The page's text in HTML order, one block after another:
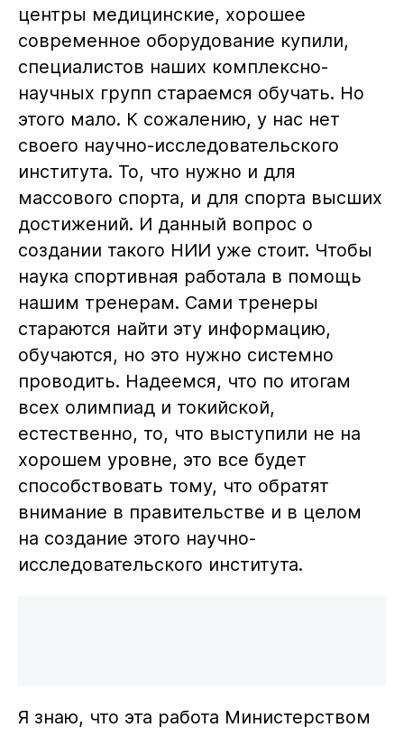
центры медицинские, хорошее
современное оборудование купили,
специалистов наших комплексно-
научных групп стараемся обучать. Но
этого мало. К сожалению, у нас нет
своего научно-исследовательского
института. То, что нужно и для
массового спорта, и для спорта высших
достижений. И данный вопрос о
создании такого НИИ уже стоит. Чтобы
наука спортивная работала в помощь
нашим тренерам. Сами тренеры
стараются найти эту информацию,
обучаются, но это нужно системно
проводить. Надеемся, что по итогам
всех олимпиад и токийской,
естественно, то, что выступили не на
хорошем уровне, это все будет
способствовать тому, что обратят
внимание в правительстве и в целом
на создание этого научно-
исследовательского института.
Я знаю, что эта работа Министерством